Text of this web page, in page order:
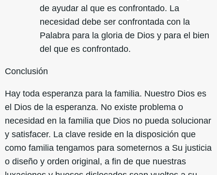
de ayudar al que es confrontado. La
necesidad debe ser confrontada con la
Palabra para la gloria de Dios y para el bien
del que es confrontado.
Conclusión
Hay toda esperanza para la familia. Nuestro Dios es
el Dios de la esperanza. No existe problema o
necesidad en la familia que Dios no pueda solucionar
y satisfacer. La clave reside en la disposición que
como familia tengamos para someternos a Su justicia
o diseño y orden original, a fin de que nuestras